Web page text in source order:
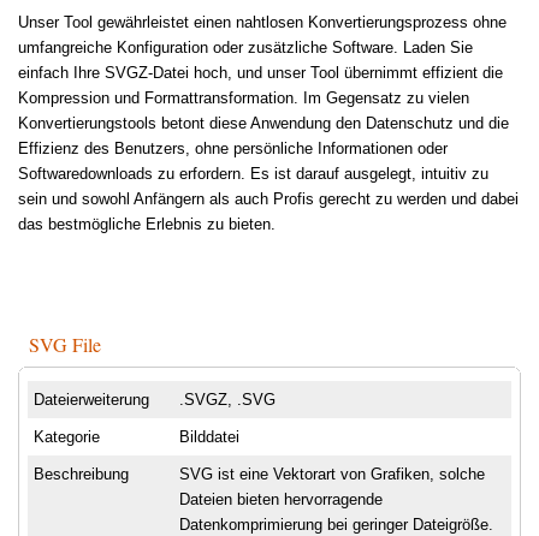
Unser Tool gewährleistet einen nahtlosen Konvertierungsprozess ohne
umfangreiche Konfiguration oder zusätzliche Software. Laden Sie
einfach Ihre SVGZ-Datei hoch, und unser Tool übernimmt effizient die
Kompression und Formattransformation. Im Gegensatz zu vielen
Konvertierungstools betont diese Anwendung den Datenschutz und die
Effizienz des Benutzers, ohne persönliche Informationen oder
Softwaredownloads zu erfordern. Es ist darauf ausgelegt, intuitiv zu
sein und sowohl Anfängern als auch Profis gerecht zu werden und dabei
das bestmögliche Erlebnis zu bieten.
SVG File
Dateierweiterung .SVGZ, .SVG
Kategorie Bilddatei
Beschreibung
SVG ist eine Vektorart von Grafiken, solche
Dateien bieten hervorragende
Datenkomprimierung bei geringer Dateigröße.